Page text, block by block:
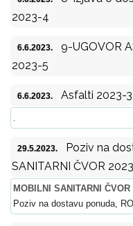
2023-4
6.6.2023.
9-UGOVOR
2023-5
6.6.2023. Asfalti 2023-3
29.5.2023.
Poziv na
SANITARNI ČVOR 2023
MOBILNI SANITARNI ČVOR
Poziv na dostavu ponuda,